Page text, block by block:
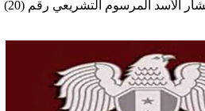
رقم (20) لعام 2024 القاضي بتعديل إحدى مواد قانون خدمة العلم، حيث يعدل…